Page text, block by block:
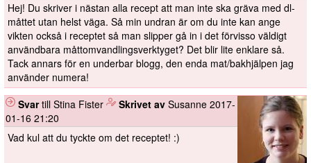
Hej! Du skriver i nästan alla recept att man inte ska gräva med dl-
måttet utan helst väga. Så min undran är om du inte kan ange
vikten också i receptet så man slipper gå in i det förvisso väldigt
användbara måttomvandlingsverktyget? Det blir lite enklare så.
Tack annars för en underbar blogg, den enda mat/bakhjälpen jag
använder numera!
Svartill Stina Fister Skrivet av Susanne 2017-
01-16 21:20
Vad kul att du tyckte om det receptet! :)